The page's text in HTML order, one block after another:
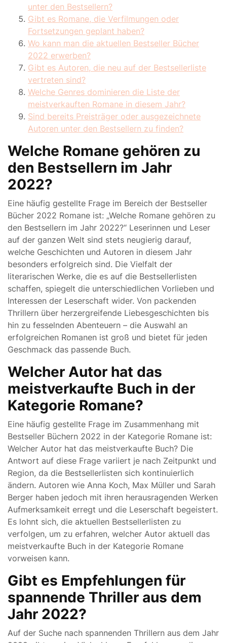
unter den Bestsellern?
Gibt es Romane, die Verfilmungen oder
Fortsetzungen geplant haben?
Wo kann man die aktuellen Bestseller Bücher
2022 erwerben?
Gibt es Autoren, die neu auf der Bestsellerliste
vertreten sind?
Welche Genres dominieren die Liste der
meistverkauften Romane in diesem Jahr?
Sind bereits Preisträger oder ausgezeichnete
Autoren unter den Bestsellern zu finden?
Welche Romane gehören zu
den Bestsellern im Jahr
2022?
Eine häufig gestellte Frage im Bereich der Bestseller
Bücher 2022 Romane ist: „Welche Romane gehören zu
den Bestsellern im Jahr 2022?“ Leserinnen und Leser
auf der ganzen Welt sind stets neugierig darauf,
welche Geschichten und Autoren in diesem Jahr
besonders erfolgreich sind. Die Vielfalt der
literarischen Werke, die es auf die Bestsellerlisten
schaffen, spiegelt die unterschiedlichen Vorlieben und
Interessen der Leserschaft wider. Von packenden
Thrillern über herzergreifende Liebesgeschichten bis
hin zu fesselnden Abenteuern – die Auswahl an
erfolgreichen Romanen ist groß und bietet für jeden
Geschmack das passende Buch.
Welcher Autor hat das
meistverkaufte Buch in der
Kategorie Romane?
Eine häufig gestellte Frage im Zusammenhang mit
Bestseller Büchern 2022 in der Kategorie Romane ist:
Welcher Autor hat das meistverkaufte Buch? Die
Antwort auf diese Frage variiert je nach Zeitpunkt und
Region, da die Bestsellerlisten sich kontinuierlich
ändern. Autoren wie Anna Koch, Max Müller und Sarah
Berger haben jedoch mit ihren herausragenden Werken
Aufmerksamkeit erregt und die Leserschaft begeistert.
Es lohnt sich, die aktuellen Bestsellerlisten zu
verfolgen, um zu erfahren, welcher Autor aktuell das
meistverkaufte Buch in der Kategorie Romane
vorweisen kann.
Gibt es Empfehlungen für
spannende Thriller aus dem
Jahr 2022?
Auf der Suche nach spannenden Thrillern aus dem Jahr